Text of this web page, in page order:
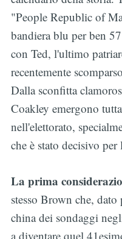
"People Republic of
bandiera blu per ben
con Ted, l'ultimo
recentemente
Dalla sconfitta
Coakley emergono
nell'elettorato,
che è stato decisivo
La prima
stesso Brown che,
china dei sondaggi
a diventare quel